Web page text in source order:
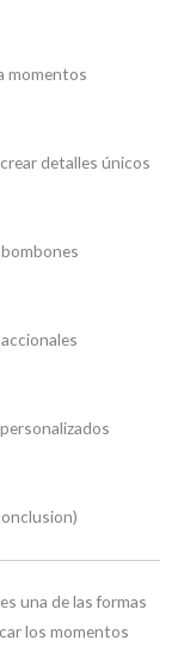
momentos
detalles únicos
una de las formas
los momentos